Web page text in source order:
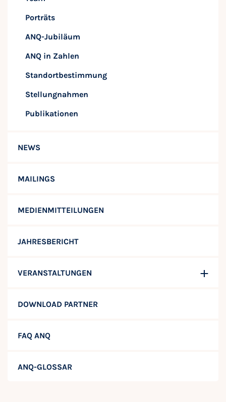
Porträts
ANQ-Jubiläum
ANQ in Zahlen
Standortbestimmung
Stellungnahmen
Publikationen
NEWS
MAILINGS
MEDIENMITTEILUNGEN
JAHRESBERICHT
VERANSTALTUNGEN
DOWNLOAD PARTNER
FAQ ANQ
ANQ-GLOSSAR